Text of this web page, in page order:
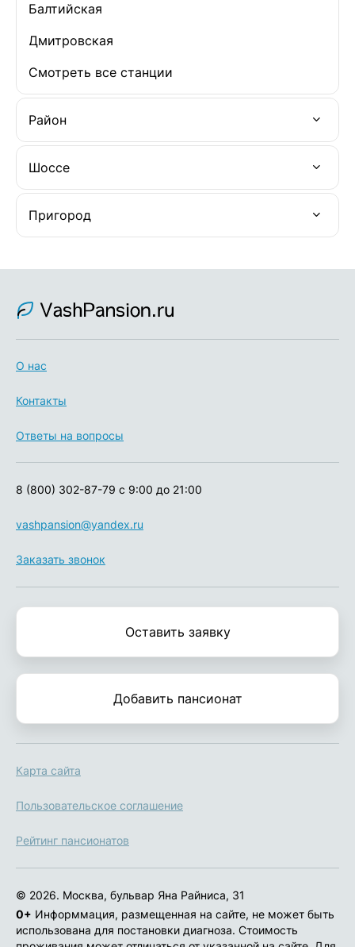
Балтийская
Дмитровская
Смотреть все станции
Район
Шоссе
Пригород
О нас
Контакты
Ответы на вопросы
vashpansion@yandex.ru
8 (800) 302-87-79 с 9:00 до 21:00
Заказать звонок
Оставить заявку
Добавить пансионат
Карта сайта
Пользовательское соглашение
Рейтинг пансионатов
© 2026. Москва, бульвар Яна Райниса, 31
0+ Информмация, размещенная на сайте, не может быть
использована для постановки диагноза. Стоимость